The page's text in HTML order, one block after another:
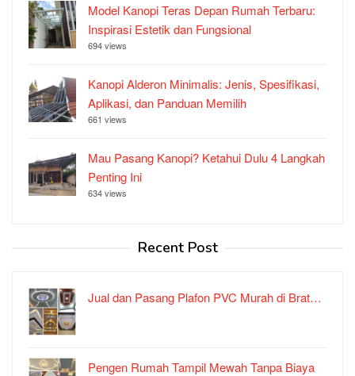
Model Kanopi Teras Depan Rumah Terbaru:
Inspirasi Estetik dan Fungsional
694 views
Kanopi Alderon Minimalis: Jenis, Spesifikasi,
Aplikasi, dan Panduan Memilih
661 views
Mau Pasang Kanopi? Ketahui Dulu 4 Langkah
Penting Ini
634 views
Recent Post
Jual dan Pasang Plafon PVC Murah di Brat…
Pengen Rumah Tampil Mewah Tanpa Biaya